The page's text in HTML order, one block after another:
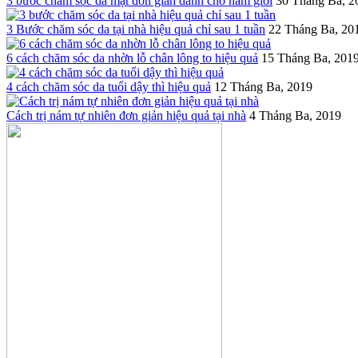
3 Bước chăm sóc da tại nhà hiệu quả chỉ sau 1 tuần 22 Tháng Ba,
6 cách chăm sóc da nhờn lỗ chân lông to hiệu quả 15 Tháng Ba,
4 cách chăm sóc da tuổi dậy thì hiệu quả 12 Tháng Ba, 2019
Cách trị nám tự nhiên đơn giản hiệu quả tại nhà 4 Tháng Ba, 2019